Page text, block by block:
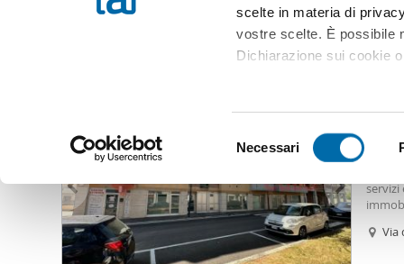
scelte in materia di
vostre scelte. È possibile
Dichiarazione sui cookie
Identificare il tuo
(impronte digitali).
Approfondisci come
dettagli. Puoi modificare
Utilizziamo i cookie per
e
e
z
Necessari
(10 immobili)
servizi
Via